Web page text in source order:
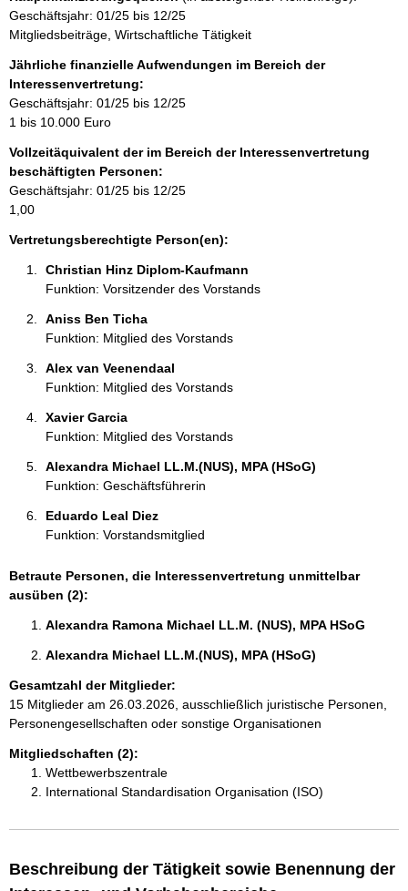
t
i
n
f
o
r
m
t
i
o
n
e
Geschäftsjahr: 01/25 bis 12/25
Mitgliedsbeiträge, Wirtschaftliche Tätigkeit
Jährliche finanzielle Aufwendungen im Bereich der
Interessenvertretung:
Geschäftsjahr: 01/25 bis 12/25
1 bis 10.000 Euro
Vollzeitäquivalent der im Bereich der Interessenvertretung
beschäftigten Personen:
Geschäftsjahr: 01/25 bis 12/25
1,00
Vertretungsberechtigte Person(en):
Christian Hinz Diplom-Kaufmann
Funktion: Vorsitzender des Vorstands
Aniss Ben Ticha
Funktion: Mitglied des Vorstands
Alex van Veenendaal
Funktion: Mitglied des Vorstands
Xavier Garcia
Funktion: Mitglied des Vorstands
Alexandra Michael LL.M.(NUS), MPA (HSoG)
Funktion: Geschäftsführerin
Eduardo Leal Diez
Funktion: Vorstandsmitglied
Betraute Personen, die Interessenvertretung unmittelbar
ausüben (2):
Alexandra Ramona Michael LL.M. (NUS), MPA HSoG
Alexandra Michael LL.M.(NUS), MPA (HSoG)
Gesamtzahl der Mitglieder:
15 Mitglieder am 26.03.2026, ausschließlich juristische Personen,
Personengesellschaften oder sonstige Organisationen
Mitgliedschaften (2):
Wettbewerbszentrale
International Standardisation Organisation (ISO)
Beschreibung der Tätigkeit sowie Benennung der